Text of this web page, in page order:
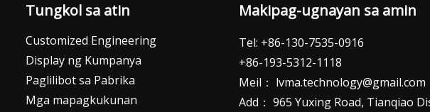
Tungkol sa atin
Customized Engineering
Display ng Kumpanya
Paglilibot sa Pabrika
Mga mapagkukunan
Makipag-ugnayan sa amin
Tel: +86-130-7535-0916
+86-193-5312-1118
Meil： lvma.technology@gmail.com
Add： 965 Yuxing Road, Tianqiao